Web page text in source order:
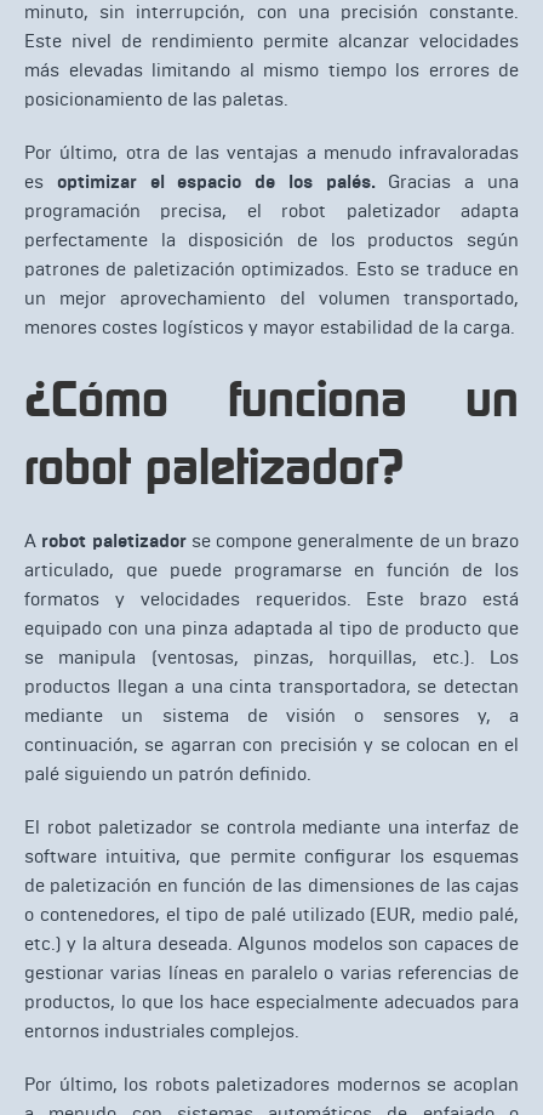
minuto, sin interrupción, con una precisión constante.
Este nivel de rendimiento permite alcanzar velocidades
más elevadas limitando al mismo tiempo los errores de
posicionamiento de las paletas.
Por último, otra de las ventajas a menudo infravaloradas
es optimizar el espacio de los palés.Gracias a una
programación precisa, el robot paletizador adapta
perfectamente la disposición de los productos según
patrones de paletización optimizados. Esto se traduce en
un mejor aprovechamiento del volumen transportado,
menores costes logísticos y mayor estabilidad de la carga.
¿Cómo funciona un
robot paletizador?
A robot paletizadorse compone generalmente de un brazo
articulado, que puede programarse en función de los
formatos y velocidades requeridos. Este brazo está
equipado con una pinza adaptada al tipo de producto que
se manipula (ventosas, pinzas, horquillas, etc.). Los
productos llegan a una cinta transportadora, se detectan
mediante un sistema de visión o sensores y, a
continuación, se agarran con precisión y se colocan en el
palé siguiendo un patrón definido.
El robot paletizador se controla mediante una interfaz de
software intuitiva, que permite configurar los esquemas
de paletización en función de las dimensiones de las cajas
o contenedores, el tipo de palé utilizado (EUR, medio palé,
etc.) y la altura deseada. Algunos modelos son capaces de
gestionar varias líneas en paralelo o varias referencias de
productos, lo que los hace especialmente adecuados para
entornos industriales complejos.
Por último, los robots paletizadores modernos se acoplan